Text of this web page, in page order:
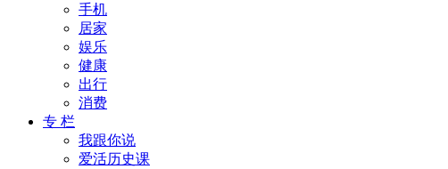
手机
居家
娱乐
健康
出行
消费
专 栏
我跟你说
爱活历史课